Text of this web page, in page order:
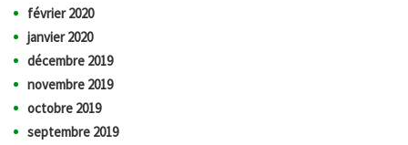
février 2020
janvier 2020
décembre 2019
novembre 2019
octobre 2019
septembre 2019